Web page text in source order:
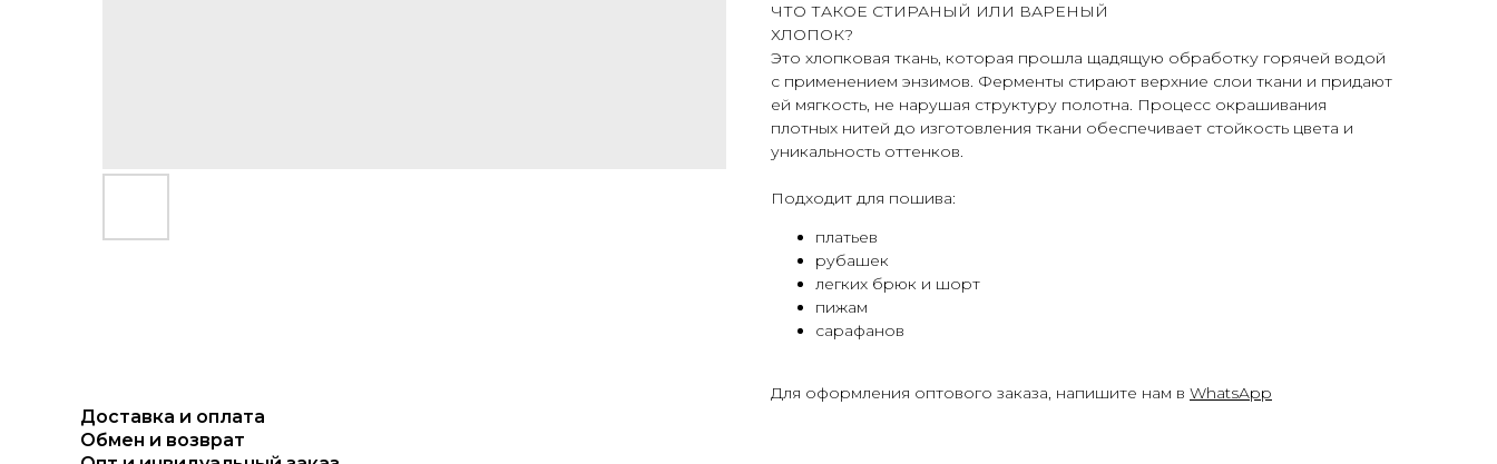
ЧТО ТАКОЕ СТИРАНЫЙ ИЛИ ВАРЕНЫЙ
ХЛОПОК?
Это хлопковая ткань, которая прошла щадящую обработку горячей водой
с применением энзимов. Ферменты стирают верхние слои ткани и придают
ей мягкость, не нарушая структуру полотна. Процесс окрашивания
плотных нитей до изготовления ткани обеспечивает стойкость цвета и
уникальность оттенков.
Подходит для пошива:
платьев
рубашек
легких брюк и шорт
пижам
сарафанов
Для оформления оптового заказа, напишите нам в WhatsApp
Доставка и оплата
Обмен и возврат